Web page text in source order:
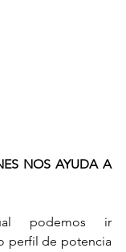
NOS AYUDA A
podemos ir
perfil de potencia